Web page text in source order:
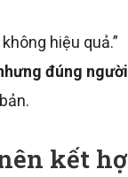
hiệu quả.”
đúng người
kết